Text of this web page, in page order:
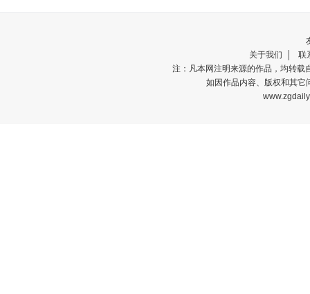
关于我们
│联
注：凡本网注明来源的作品，均转载
如因作品内容、版权和其它